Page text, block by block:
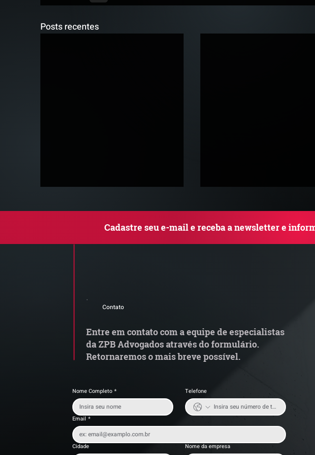
Posts recentes
Alerta de Tentativa de
Cadastre seu e-mail e receba a newsletter e
Contato
Entre em contato com a equipe de especialistas
da ZPB Advogados através do formulário.
Retornaremos o mais breve possível.
Nome Completo * Telefone
Email *
Cidade Nome da empresa